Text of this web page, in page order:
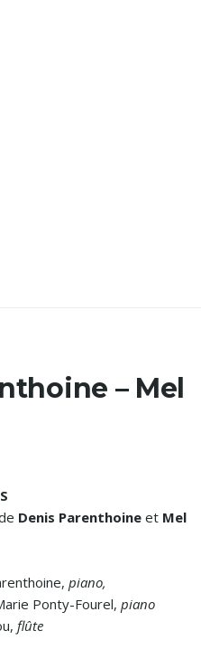
– Mel
Denis Parenthoine et Mel
piano,
Ponty-Fourel, piano
flûte